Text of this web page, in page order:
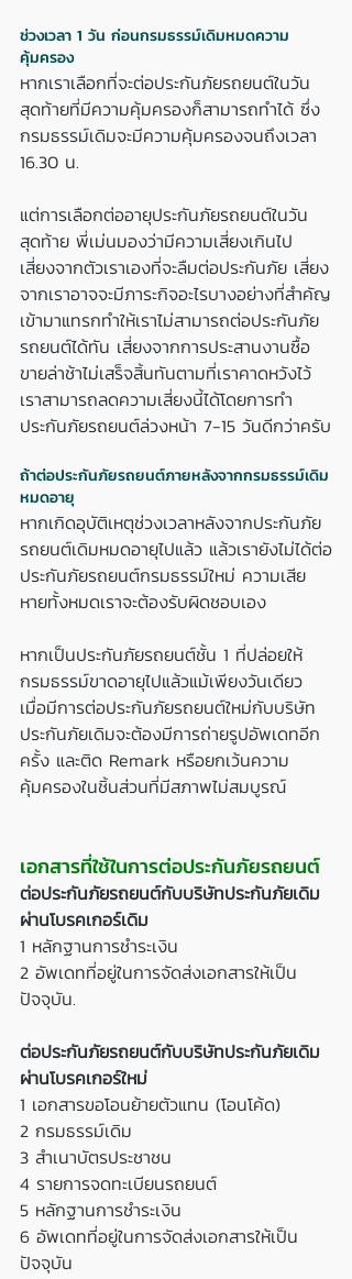
ช่วงเวลา 1 วัน ก่อนกรมธรรม์เดิมหมดความ
คุ้มครอง
หากเราเลือกที่จะต่อประกันภัยรถยนต์ในวัน
สุดท้ายที่มีความคุ้มครองก็สามารถทำได้ ซึ่ง
กรมธรรม์เดิมจะมีความคุ้มครองจนถึงเวลา
16.30 น.
แต่การเลือกต่ออายุประกันภัยรถยนต์ในวัน
สุดท้าย พี่เม่นมองว่ามีความเสี่ยงเกินไป
เสี่ยงจากตัวเราเองที่จะลืมต่อประกันภัย เสี่ยง
จากเราอาจจะมีภาระกิจอะไรบางอย่างที่สำคัญ
เข้ามาแทรกทำให้เราไม่สามารถต่อประกันภัย
รถยนต์ได้ทัน เสี่ยงจากการประสานงานซื้อ
ขายล่าช้าไม่เสร็จสิ้นทันตามที่เราคาดหวังไว้
เราสามารถลดความเสี่ยงนี้ได้โดยการทำ
ประกันภัยรถยนต์ล่วงหน้า 7-15 วันดีกว่าครับ
ถ้าต่อประกันภัยรถยนต์ภายหลังจากกรมธรรม์เดิม
หมดอายุ
หากเกิดอุบัติเหตุช่วงเวลาหลังจากประกันภัย
รถยนต์เดิมหมดอายุไปแล้ว แล้วเรายังไม่ได้ต่อ
ประกันภัยรถยนต์กรมธรรม์ใหม่ ความเสีย
หายทั้งหมดเราจะต้องรับผิดชอบเอง
หากเป็นประกันภัยรถยนต์ชั้น 1 ที่ปล่อยให้
กรมธรรม์ขาดอายุไปแล้วแม้เพียงวันเดียว
เมื่อมีการต่อประกันภัยรถยนต์ใหม่กับบริษัท
ประกันภัยเดิมจะต้องมีการถ่ายรูปอัพเดทอีก
ครั้ง และติด Remark หรือยกเว้นความ
คุ้มครองในชิ้นส่วนที่มีสภาพไม่สมบูรณ์
เอกสารที่ใช้ในการต่อประกันภัยรถยนต์
ต่อประกันภัยรถยนต์กับบริษัทประกันภัยเดิม
ผ่านโบรคเกอร์เดิม
1 หลักฐานการชำระเงิน
2 อัพเดทที่อยู่ในการจัดส่งเอกสารให้เป็น
ปัจจุบัน.
ต่อประกันภัยรถยนต์กับบริษัทประกันภัยเดิม
ผ่านโบรคเกอร์ใหม่
1 เอกสารขอโอนย้ายตัวแทน (โอนโค้ด)
2 กรมธรรม์เดิม
3 สำเนาบัตรประชาชน
4 รายการจดทะเบียนรถยนต์
5 หลักฐานการชำระเงิน
6 อัพเดทที่อยู่ในการจัดส่งเอกสารให้เป็น
ปัจจุบัน